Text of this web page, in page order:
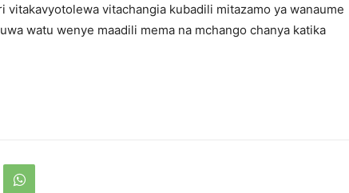
vitakavyotolewa vitachangia kubadili mitazamo ya wanaume
watu wenye maadili mema na mchango chanya katika